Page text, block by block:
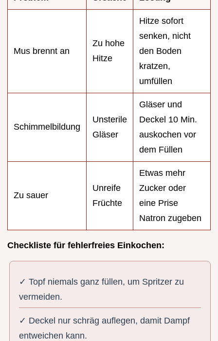
Mus brennt an
Zu hohe
Hitze
Hitze sofort
senken, nicht
den Boden
kratzen,
umfüllen
Schimmelbildung
Unsterile
Gläser
Gläser und
Deckel 10 Min.
auskochen vor
dem Füllen
Zu sauer
Unreife
Früchte
Etwas mehr
Zucker oder
eine Prise
Natron zugeben
Checkliste für fehlerfreies Einkochen:
✓ Topf niemals ganz füllen, um Spritzer zu
vermeiden.
✓ Deckel nur schräg auflegen, damit Dampf
entweichen kann.